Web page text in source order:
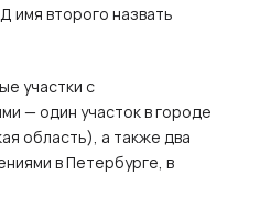
имя второго назвать
участки с
— один участок в городе
область), а также два
в Петербурге, в